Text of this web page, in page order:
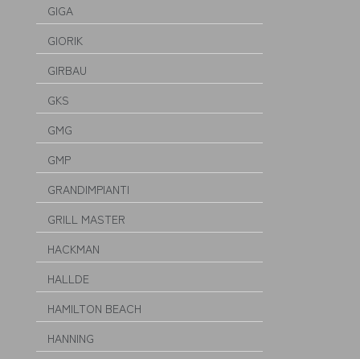
GIGA
GIORIK
GIRBAU
GKS
GMG
GMP
GRANDIMPIANTI
GRILL MASTER
HACKMAN
HALLDE
HAMILTON BEACH
HANNING